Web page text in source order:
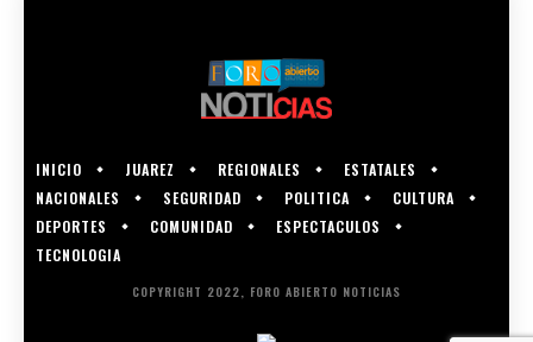
INICIO JUAREZ REGIONALES
ESTATALES
NACIONALES
SEGURIDAD POLITICA
CULTURA
DEPORTES
COMUNIDAD
ESPECTACULOS
TECNOLOGIA
COPYRIGHT 2022, FORO ABIERTO NOTICIAS